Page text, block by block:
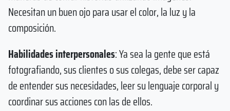
Necesitan un buen ojo para usar el color, la luz y la
composición.
Habilidades interpersonales: Ya sea la gente que está
fotografiando, sus clientes o sus colegas, debe ser capaz
de entender sus necesidades, leer su lenguaje corporal y
coordinar sus acciones con las de ellos.